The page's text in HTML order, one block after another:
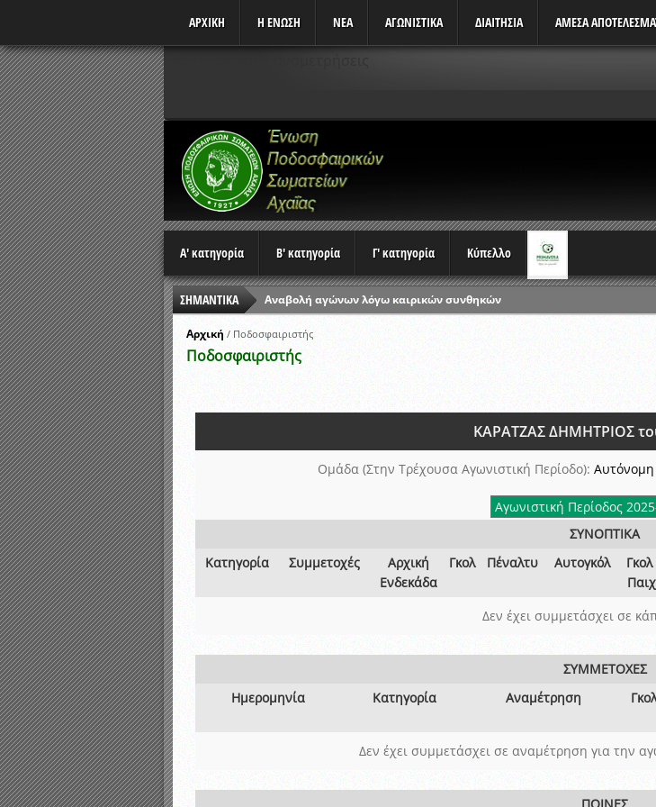
ΑΡΧΙΚΗ Η ΕΝΩΣΗ ΝΕΑ ΑΓΩΝΙΣΤΙΚΆ ΔΙΑΙΤΗΣΙΑ ΑΜΕΣΑ
Α' κατηγορία Β' κατηγορία Γ' κατηγορία Κύπελλο
ΣΗΜΑΝΤΙΚΑ
Αναβολή αγώνων λόγω καιρικών συνθηκών
Ώρες έναρξης αγώνων Πρωταθλημάτων
Αποτελέσματα επαναληπτικών γραπτών εξετάσεων και αγωνιστικών
Κληρώσεις Πρωταθλημάτων και Κυπέλλου 2015-2016
Αρχική / Ποδοσφαιριστής
Ποδοσφαιριστής
ΚΑΡΑΤΖΑΣ ΔΗΜΗΤΡΙΟΣ
Ομάδα (Στην Τρέχουσα Αγωνιστική Περίοδο):
ΣΥΝΟΠΤΙΚΑ
Κατηγορία
Συμμετοχές
Αρχική
Ενδεκάδα
Γκολ Πέναλτυ Αυτογκόλ
Δεν έχει συμμετάσχει σε
ΣΥΜΜΕΤΟΧΕΣ
Ημερομηνία
Κατηγορία Αναμέτρηση Γκολ
Δεν έχει συμμετάσχει σε αναμέτρηση για την